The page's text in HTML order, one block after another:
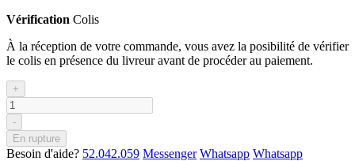
Vérification Colis
À la réception de votre commande, vous avez la posibilité de vérifier
le colis en présence du livreur avant de procéder au paiement.
+
-
En rupture
Besoin d'aide? 52.042.059 Messenger Whatsapp Whatsapp